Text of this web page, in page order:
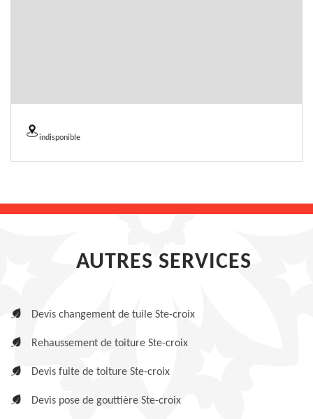
indisponible
AUTRES SERVICES
Devis changement de tuile Ste-croix
Rehaussement de toiture Ste-croix
Devis fuite de toiture Ste-croix
Devis pose de gouttière Ste-croix